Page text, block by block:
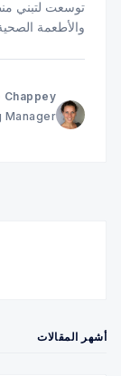
توسعت لتبني
والأطعمة
Chappey
Manager
أشهر المقالات